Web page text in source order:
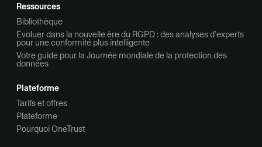
Ressources
Bibliothèque
Évoluer dans la nouvelle ère du RGPD : des analyses d’experts
pour une conformité plus intelligente
Votre guide pour la Journée mondiale de la protection des
données
Plateforme
Tarifs et offres
Plateforme
Pourquoi OneTrust